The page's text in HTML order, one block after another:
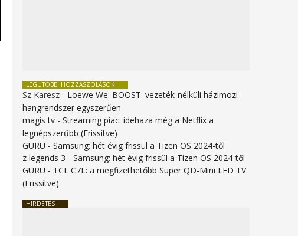
LEGUTÓBBI HOZZÁSZÓLÁSOK
Sz Karesz - Loewe We. BOOST: vezeték-nélküli házimozi
hangrendszer egyszerűen
magis tv -Streaming piac: idehaza még a Netflix a
legnépszerűbb (Frissítve)
GURU -Samsung: hét évig frissül a Tizen OS 2024-től
z legends 3 -Samsung: hét évig frissül a Tizen OS 2024-től
GURU - TCL C7L: a megfizethetőbb Super QD-Mini LED TV
(Frissítve)
HIRDETÉS